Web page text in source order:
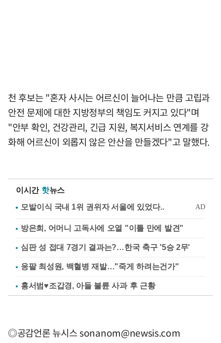
천 후보는 "혼자 사시는 어르신이 늘어나는 만큼 고립과
안전 문제에 대한 지방정부의 책임도 커지고 있다"며
"안부 확인, 건강관리, 긴급 지원, 복지서비스 연계를 강
화해 어르신이 외롭지 않은 안산을 만들겠다"고 말했다.
이시간 핫뉴스
방은희, 어머니 고독사에 오열 "이틀 만에 발견"
심판 성 접대 7경기 결과는?…한국 축구 '5승 2무'
응팔 최성원, 백혈병 재발…"죽게 하려는건가"
홍서범♥조갑경, 아들 불륜 사과 후 근황
◎공감언론 뉴시스sonanom@newsis.com